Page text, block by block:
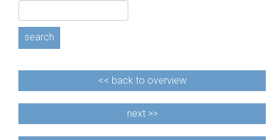
search
<< back to overview
next >>